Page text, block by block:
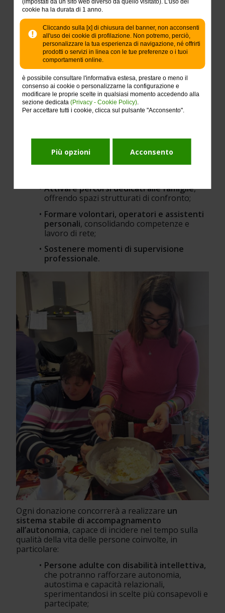
Attraverso questo percorso si rafforza la
di autodeterminazione e partecipazione sociale
dei beneficiari coinvolti, si promuovono relazioni
familiari più equilibrate e collaborative e si
rendono più solidi e sostenibili i percorsi di
autonomia abitativa. Allo stesso tempo si consolida
una rete territoriale più consapevole e
corresponsabile, capace di sostenere nel tempo
una cultura dell’autonomia fondata su
competenze, fiducia e collaborazione.
Il contributo di ciascun donatore sarà quindi
Garantire la presenza di educatori,
psicologi e formatori qualificati;
Realizzare laboratori per le persone con
Attivare percorsi dedicati alle famiglie,
offrendo spazi strutturati di confronto;
Formare volontari, operatori e assistenti
personali, consolidando competenze e
lavoro di rete;
Sostenere momenti di supervisione
professionale.
Ogni donazione concorrerà a realizzare un
sistema stabile di accompagnamento
all’autonomia, capace di incidere nel tempo sulla
qualità della vita delle persone coinvolte, in
particolare:
che potranno rafforzare autonomia,
autostima e capacità relazionali,
sperimentandosi in scelte più consapevoli e
partecipate;
(impostati da un sito web diverso da quello visitato). L'uso dei
cookie ha la durata di 1 anno.
Cliccando sulla [x] di chiusura del banner, non acconsenti
all'uso dei cookie di profilazione. Non potremo, perciò,
personalizzare la tua esperienza di navigazione, né offrirti
prodotti o servizi in linea con le tue preferenze o i tuoi
comportamenti online.
è possibile consultare l'informativa estesa, prestare o meno il
consenso ai cookie o personalizzarne la configurazione e
modificare le proprie scelte in qualsiasi momento accedendo alla
sezione dedicata(Privacy - Cookie Policy).
Per accettare tutti i cookie, clicca sul pulsante "Acconsento".
Più opzioni Acconsento